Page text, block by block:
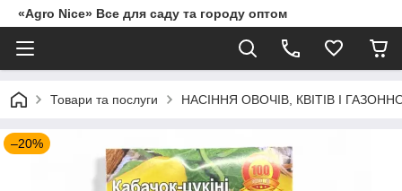
«Agro Nice» Все для саду та городу оптом
Товари та послуги НАСІННЯ ОВОЧІВ, КВІТІВ І
–20%